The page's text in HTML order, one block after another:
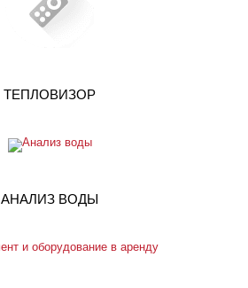
ТЕПЛОВИЗОР
АНАЛИЗ ВОДЫ